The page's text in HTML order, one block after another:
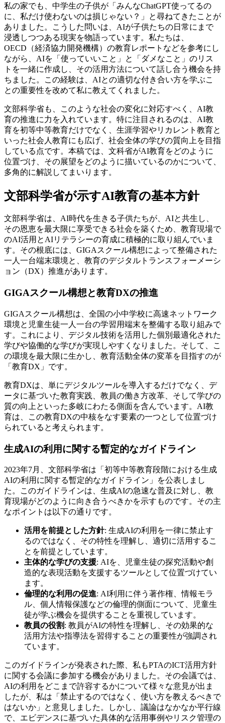
私の家でも、中学生の子供が「みんなChatGPT使ってるの
に、私だけ使わないのは損じゃない？」と尋ねてきたことが
ありました。こうした問いは、AIが子供たちの日常にまで
浸透しつつある現実を物語っています。私たちは、
OECD（経済協力開発機構）の教育レポートなどを参考にし
ながら、AIを「使っていいこと」と「ダメなこと」のリス
トを一緒に作成し、その活用方法について話し合う機会を持
ちました。この経験は、AIとの適切な付き合い方を学ぶこ
との重要性を改めて私に教えてくれました。
文部科学省も、このような社会の変化に対応すべく、AI教
育の推進に力を入れています。特に注目されるのは、AI教
育を初等中等教育だけでなく、生涯学習やリカレント教育と
いった社会人教育にも広げ、社会全体の学びの質向上を目指
している点です。本稿では、文科省がAI教育をどのように
位置づけ、その展望をどのように描いているのかについて、
多角的に解説してまいります。
文部科学省が示すAI教育の基本方針
文部科学省は、AI時代を生きる子供たちが、AIと共生し、
その恩恵を最大限に享受できる社会を築くため、教育現場で
のAI活用とAIリテラシーの育成に積極的に取り組んでいま
す。その根底には、GIGAスクール構想によって整備された
一人一台端末環境と、教育のデジタルトランスフォーメーシ
ョン（DX）推進があります。
GIGAスクール構想と教育DXの推進
GIGAスクール構想は、全国の小中学校に高速ネットワーク
環境と児童生徒一人一台の学習用端末を整備する取り組みで
す。これにより、デジタル技術を活用した個別最適化された
学びや協働的な学びが実現しやすくなりました。そして、こ
の環境を最大限に生かし、教育活動全体の変革を目指すのが
「教育DX」です。
教育DXは、単にデジタルツールを導入するだけでなく、デ
ータに基づいた教育実践、教員の働き方改革、そして学びの
質の向上といった多岐にわたる側面を含んでいます。AI教
育は、この教育DXの中核をなす要素の一つとして位置づけ
られていると考えられます。
生成AIの利用に関する暫定的なガイドライン
2023年7月、文部科学省は「初等中等教育段階における生成
AIの利用に関する暫定的なガイドライン」を公表しまし
た。このガイドラインは、生成AIの急速な普及に対し、教
育現場がどのように向き合うべきかを示すものです。その主
なポイントは以下の通りです。
活用を前提とした方針: 生成AIの利用を一律に禁止す
るのではなく、その特性を理解し、適切に活用するこ
とを前提としています。
主体的な学びの支援: AIを、児童生徒の探究活動や創
造的な表現活動を支援するツールとして位置づけてい
ます。
倫理的な利用の促進: AI利用に伴う著作権、情報モラ
ル、個人情報保護などの倫理的側面について、児童生
徒が学ぶ機会を提供することを重視しています。
教員の役割: 教員がAIの特性を理解し、その効果的な
活用方法や指導法を習得することの重要性が強調され
ています。
このガイドラインが発表された際、私もPTAのICT活用方針
に関する会議に参加する機会がありました。その会議では、
AIの利用をどこまで許容するかについて様々な意見が出ま
したが、私は「禁止するのではなく、使い方を教えるべきで
はないか」と意見しました。しかし、議論はなかなか平行線
で、エビデンスに基づいた具体的な活用事例やリスク管理の